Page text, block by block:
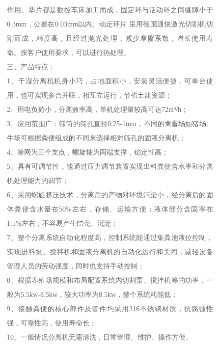
作用。垫片都是数控车床加工而成，固定环与活动环之间缝隙小于
0.3mm，公差在0.03mm以内。动定环片 采用德国通快激光切割机切
割而成，精度高，且经过抛光处理，减少摩擦系数，增长使用寿
命。按客户使用要求，可以进行热处理。
三、产品特点：
1、干湿分离机机身小巧，占地面积小，安装灵活便捷，可单台使
用，也可实现多台并联，相互立运行，节省土建资源；
2、用电负荷小，分离效率高，单机处理量较高可达72m³/h；
3、应用范围广：筛筒的筛孔直径0.25-1mm，不同的禽畜场如猪场、
牛场可根据粪便组成的不同来选择相对筛孔的固液分离机；
4、筛网为三个支点，螺旋轴为两端支撑，稳定性高；
5、具有可调节性，能通过压力调节装置实现出料粪便含水率和分离
机处理能力的调节；
6、采用螺旋挤压技术，分离后的产物对环境污染小，经分离后的固
体粪便含水量在50%左右，存储、运输方便；液体部分含固率在
1.5%左右，不容易产生结壳、沉淀；
7、整个分离系统自动化程度高，控制系统能通过集粪池液位控制，
实现进料泵、搅拌机和固液分离机的自动化运行和关闭，减轻设备
管理人员的劳动强度，同时也支持手动控制；
8、根据养殖场规模和布局配置系统内切割泵、搅拌机等的功率，一
般为5.5kw-8.5kw，较大功率为8.5kw，整个系统耗能低；
9、接触粪便的核心部件及管件均采用316不锈钢材质，抗腐蚀性
强，可靠性高，使用寿命长；
10、一般情况分离机无需清洗，日常管理、维护、操作方便。